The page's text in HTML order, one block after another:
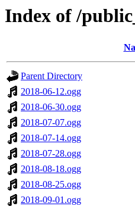
Index of /
Parent Directory
2018-06-12.ogg
2018-06-30.ogg
2018-07-07.ogg
2018-07-14.ogg
2018-07-28.ogg
2018-08-18.ogg
2018-08-25.ogg
2018-09-01.ogg